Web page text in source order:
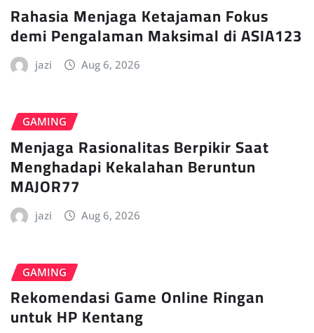
Rahasia Menjaga Ketajaman Fokus
demi Pengalaman Maksimal di ASIA123
jazi Aug 6, 2026
GAMING
Menjaga Rasionalitas Berpikir Saat
Menghadapi Kekalahan Beruntun
MAJOR77
jazi Aug 6, 2026
GAMING
Rekomendasi Game Online Ringan
untuk HP Kentang